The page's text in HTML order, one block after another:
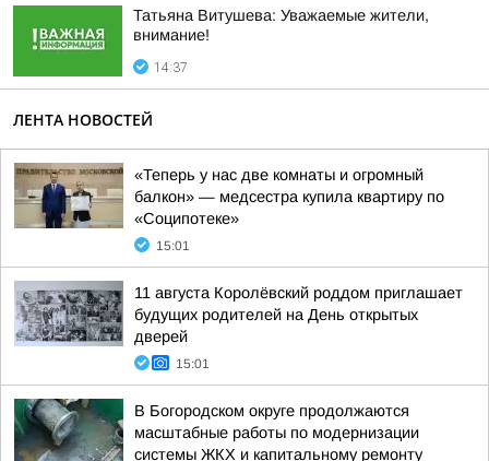
Татьяна Витушева: Уважаемые жители,
внимание!
14:37
ЛЕНТА НОВОСТЕЙ
«Теперь у нас две комнаты и огромный
балкон» — медсестра купила квартиру по
«Соципотеке»
15:01
11 августа Королёвский роддом приглашает
будущих родителей на День открытых
дверей
15:01
В Богородском округе продолжаются
масштабные работы по модернизации
системы ЖКХ и капитальному ремонту